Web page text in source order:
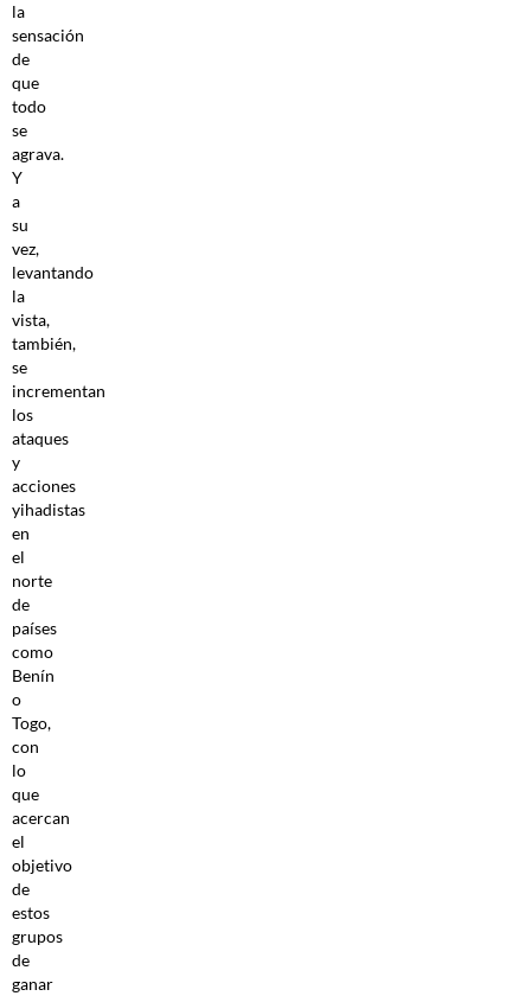
la
sensación
de
que
todo
se
agrava.
Y
a
su
vez,
levantando
la
vista,
también,
se
incrementan
los
ataques
y
acciones
yihadistas
en
el
norte
de
países
como
Benín
o
Togo,
con
lo
que
acercan
el
objetivo
de
estos
grupos
de
ganar